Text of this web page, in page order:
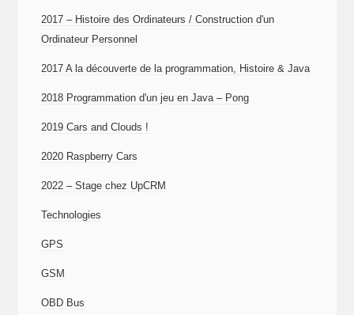
2017 – Histoire des Ordinateurs / Construction d'un
Ordinateur Personnel
2017 A la découverte de la programmation, Histoire & Java
2018 Programmation d'un jeu en Java – Pong
2019 Cars and Clouds !
2020 Raspberry Cars
2022 – Stage chez UpCRM
Technologies
GPS
GSM
OBD Bus